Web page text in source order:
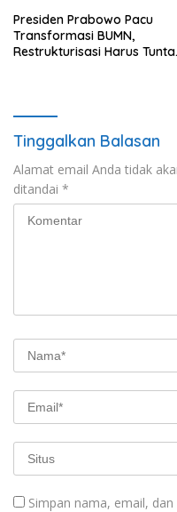
Presiden Prabowo Pacu
Transformasi BUMN,
Restrukturisasi Harus
Tinggalkan Balasan
Alamat email Anda tidak
ditandai *
Simpan nama, email,